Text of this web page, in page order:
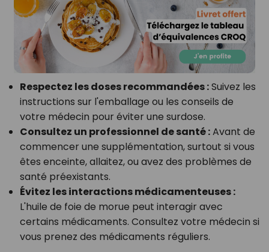
Respectez les doses recommandées :Suivez les
instructions sur l'emballage ou les conseils de
votre médecin pour éviter une surdose.
Consultez un professionnel de santé :Avant de
commencer une supplémentation, surtout si vous
êtes enceinte, allaitez, ou avez des problèmes de
santé préexistants.
Évitez les interactions médicamenteuses :
L'huile de foie de morue peut interagir avec
certains médicaments. Consultez votre médecin si
vous prenez des médicaments réguliers.